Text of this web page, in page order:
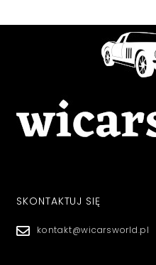
SKONTAKTUJ SIĘ
kontakt@wicarsworld.pl